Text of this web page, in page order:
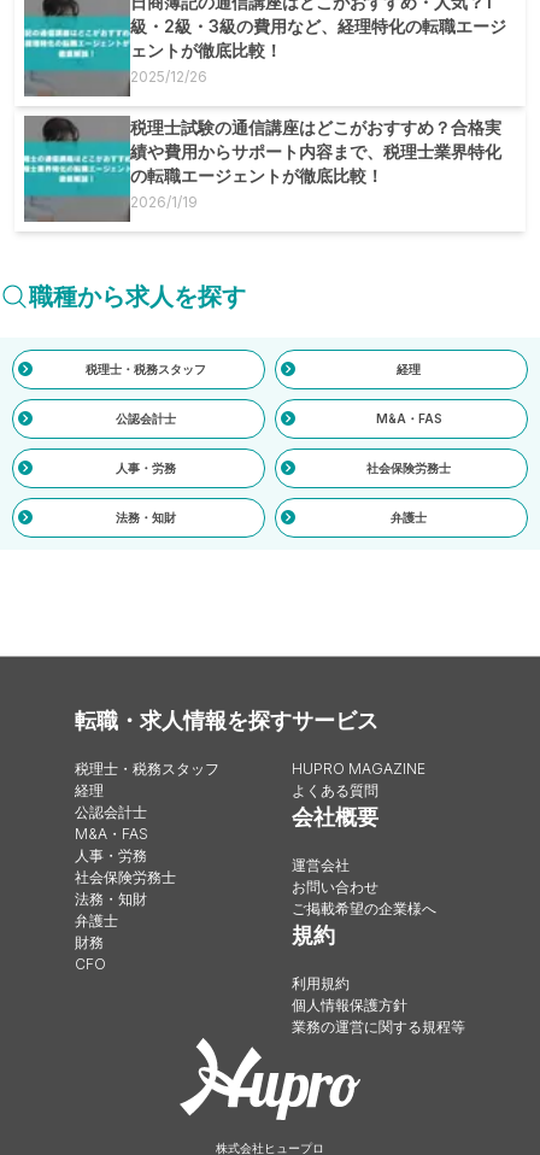
級・2級・3級の費用など、経理特化の転職エージ
ェントが徹底比較！
2025/12/26
税理士試験の通信講座はどこがおすすめ？合格実
績や費用からサポート内容まで、税理士業界特化
の転職エージェントが徹底比較！
2026/1/19
職種から求人を探す
税理士・税務スタッフ 経理
公認会計士 M&A・FAS
人事・労務 社会保険労務士
法務・知財 弁護士
転職・求人情報を探す
税理士・税務スタッフ
経理
公認会計士
M&A・FAS
人事・労務
社会保険労務士
法務・知財
弁護士
財務
CFO
サービス
HUPRO MAGAZINE
よくある質問
会社概要
運営会社
お問い合わせ
ご掲載希望の企業様へ
規約
利用規約
個人情報保護方針
業務の運営に関する規程等
株式会社ヒュープロ